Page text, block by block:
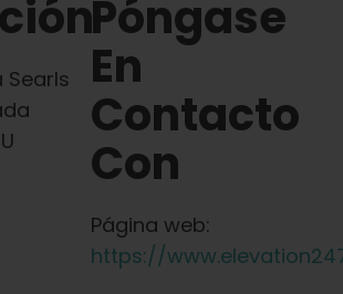
Searls
Póngase
En
Contacto
Con
Página web:
https://